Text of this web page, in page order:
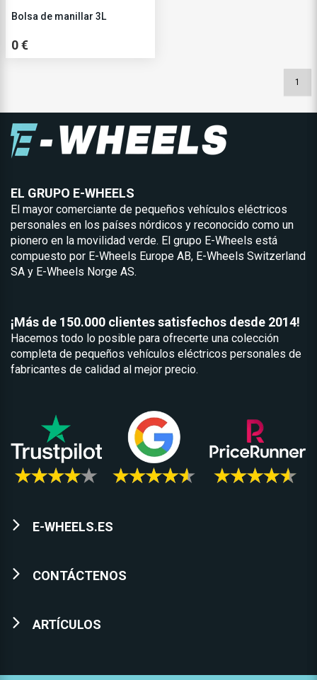
Bolsa de manillar 3L
0 €
1
EL GRUPO E-WHEELS
El mayor comerciante de pequeños vehículos eléctricos
personales en los países nórdicos y reconocido como un
pionero en la movilidad verde. El grupo E-Wheels está
compuesto por E-Wheels Europe AB, E-Wheels Switzerland
SA y E-Wheels Norge AS.
¡Más de 150.000 clientes satisfechos desde 2014!
Hacemos todo lo posible para ofrecerte una colección
completa de pequeños vehículos eléctricos personales de
fabricantes de calidad al mejor precio.
E-WHEELS.ES
CONTÁCTENOS
ARTÍCULOS